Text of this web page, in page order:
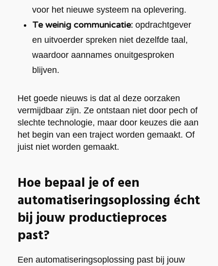
voor het nieuwe systeem na oplevering.
Te weinig communicatie:opdrachtgever
en uitvoerder spreken niet dezelfde taal,
waardoor aannames onuitgesproken
blijven.
Het goede nieuws is dat al deze oorzaken
vermijdbaar zijn. Ze ontstaan niet door pech of
slechte technologie, maar door keuzes die aan
het begin van een traject worden gemaakt. Of
juist niet worden gemaakt.
Hoe bepaal je of een
automatiseringsoplossing écht
bij jouw productieproces
past?
Een automatiseringsoplossing past bij jouw